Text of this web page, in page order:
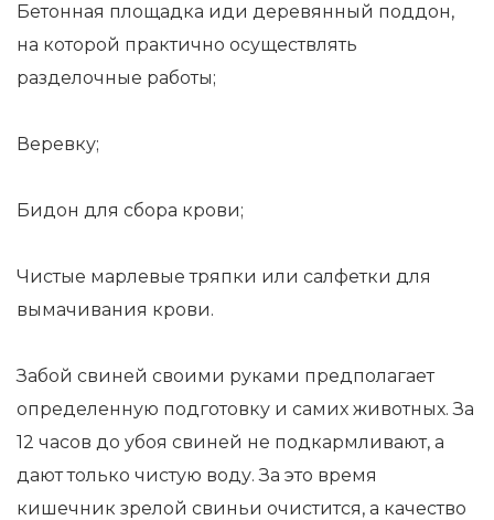
Бетонная площадка иди деревянный поддон,
на которой практично осуществлять
разделочные работы;
Веревку;
Бидон для сбора крови;
Чистые марлевые тряпки или салфетки для
вымачивания крови.
Забой свиней своими руками предполагает
определенную подготовку и самих животных. За
12 часов до убоя свиней не подкармливают, а
дают только чистую воду. За это время
кишечник зрелой свиньи очистится, а качество